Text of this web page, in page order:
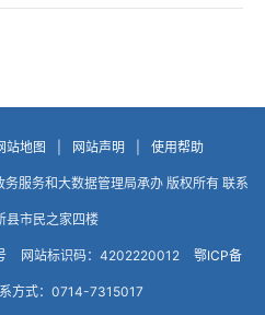
站地图 网站声明 使用帮助
服务和大数据管理局承办 版权所有 联系
县市民之家四楼
网站标识码：4202220012 鄂ICP备
方式：0714-7315017